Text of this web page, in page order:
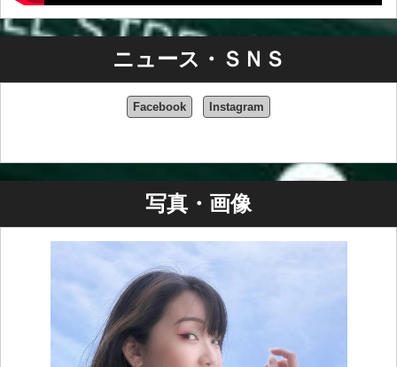
ニュース・ＳＮＳ
Facebook Instagram
写真・画像